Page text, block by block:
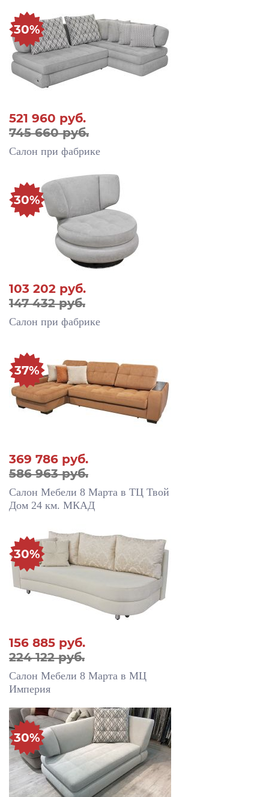
521 960 руб.
745 660 руб.
30%
Салон при фабрике
103 202 руб.
147 432 руб.
30%
Салон при фабрике
369 786 руб.
586 963 руб.
37%
Салон Мебели 8 Марта в ТЦ Твой
Дом 24 км. МКАД
156 885 руб.
224 122 руб.
30%
Салон Мебели 8 Марта в МЦ
Империя
30%